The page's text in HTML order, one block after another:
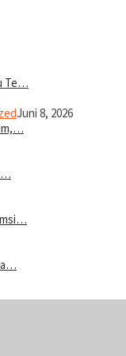
Te…
Juni 8, 2026